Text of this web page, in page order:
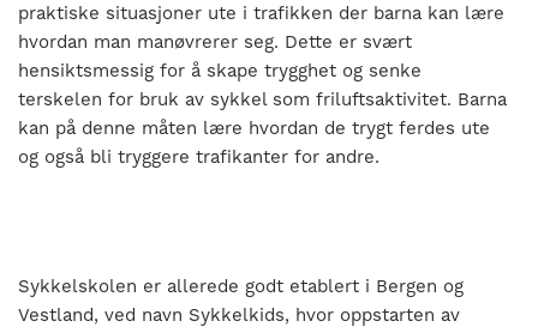
praktiske situasjoner ute i trafikken der barna kan lære
hvordan man manøvrerer seg. Dette er svært
hensiktsmessig for å skape trygghet og senke
terskelen for bruk av sykkel som friluftsaktivitet. Barna
kan på denne måten lære hvordan de trygt ferdes ute
og også bli tryggere trafikanter for andre.
Sykkelskolen er allerede godt etablert i Bergen og
Vestland, ved navn Sykkelkids, hvor oppstarten av